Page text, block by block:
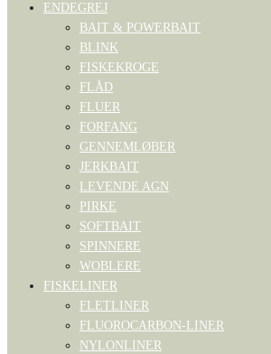
ENDEGREJ
BAIT & POWERBAIT
BLINK
FISKEKROGE
FLÅD
FLUER
FORFANG
GENNEMLØBER
JERKBAIT
LEVENDE AGN
PIRKE
SOFTBAIT
SPINNERE
WOBLERE
FISKELINER
FLETLINER
FLUOROCARBON-LINER
NYLONLINER